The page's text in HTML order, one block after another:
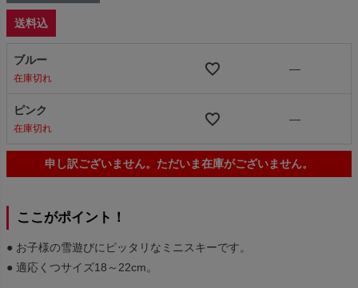
送料込
ブルー
在庫切れ
—
ピンク
在庫切れ
—
申し訳ございません。ただいま在庫がございません。
ここがポイント！
● お子様の雪遊びにピッタリなミニスキーです。
● 適応くつサイズ18～22cm。